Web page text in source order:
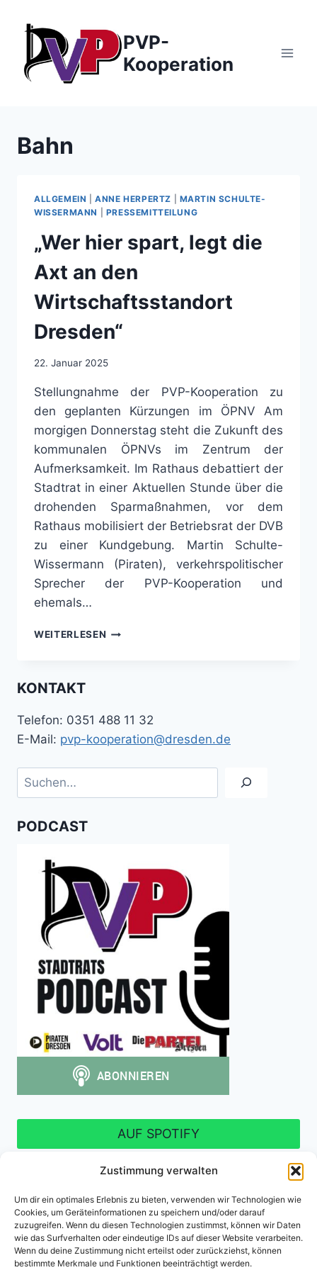
Zustimmung verwalten
Um dir ein optimales Erlebnis zu bieten, verwenden wir Technologien wie
Cookies, um Geräteinformationen zu speichern und/oder darauf
zuzugreifen. Wenn du diesen Technologien zustimmst, können wir Daten
wie das Surfverhalten oder eindeutige IDs auf dieser Website verarbeiten.
Wenn du deine Zustimmung nicht erteilst oder zurückziehst, können
bestimmte Merkmale und Funktionen beeinträchtigt werden.
Inhalt
springen
PVP-
Kooperation
Bahn
ALLGEMEIN |ANNE HERPERTZ
MARTIN SCHULTE-
WISSERMANN
PRESSEMITTEILUNG
„Wer hier spart, legt die
Axt an den
Wirtschaftsstandort
Dresden“
22. Januar 2025
Stellungnahme der PVP-Kooperation zu
den geplanten Kürzungen im ÖPNV Am
morgigen Donnerstag steht die Zukunft des
kommunalen ÖPNVs im Zentrum der
Aufmerksamkeit. Im Rathaus debattiert der
Stadtrat in einer Aktuellen Stunde über die
drohenden Sparmaßnahmen, vor dem
Rathaus mobilisiert der Betriebsrat der DVB
zu einer Kundgebung. Martin Schulte-
Wissermann (Piraten), verkehrspolitischer
Sprecher der PVP-Kooperation und
ehemals…
WEITERLESEN „WER
AN
DEN
WIRTSCHAFTSSTANDORT
DRESDEN“
KONTAKT
Telefon: 0351 488 11 32
E-Mail: pvp-kooperation@dresden.de
Suchen
PODCAST
AUF SPOTIFY
Impressum
Datenschutzerklärung
Cookie-Richtlinie (EU)